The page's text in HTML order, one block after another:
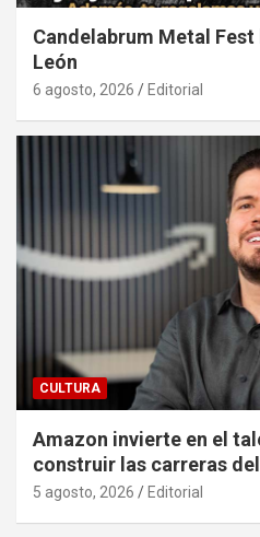
Candelabrum Metal Fest
León
6 agosto, 2026 Editorial
CULTURA
Amazon invierte en el
construir las carreras
5 agosto, 2026 Editorial